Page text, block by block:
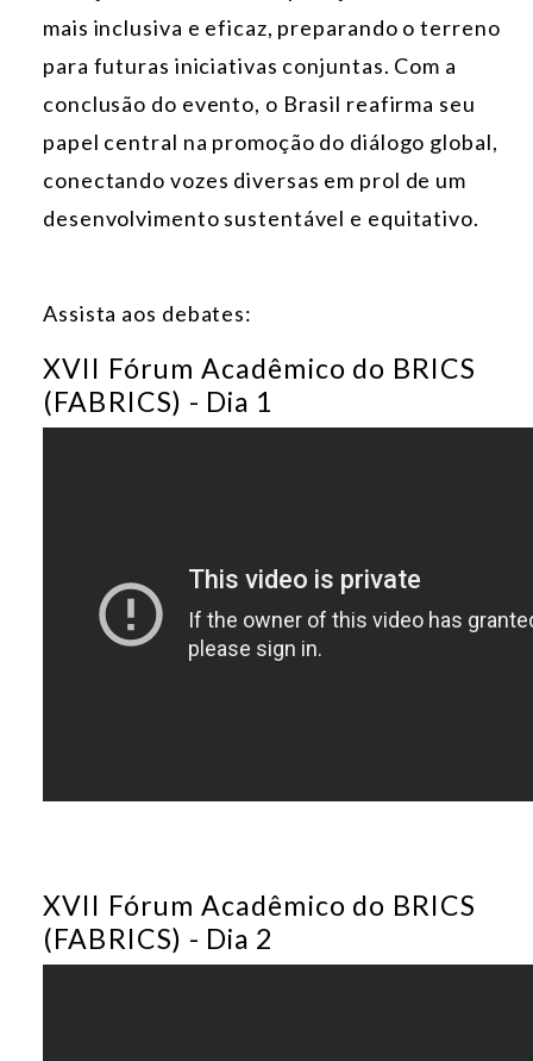
mais inclusiva e eficaz, preparando o terreno
para futuras iniciativas conjuntas. Com a
conclusão do evento, o Brasil reafirma seu
papel central na promoção do diálogo global,
conectando vozes diversas em prol de um
desenvolvimento sustentável e equitativo.
Assista aos debates:
XVII Fórum Acadêmico do BRICS
(FABRICS) - Dia 1
XVII Fórum Acadêmico do BRICS
(FABRICS) - Dia 2